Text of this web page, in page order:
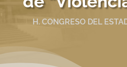
H. CONGRESO DEL